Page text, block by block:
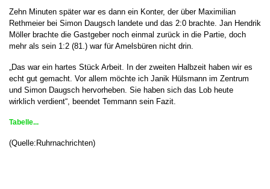
Zehn Minuten später war es dann ein Konter, der über Maximilian
Rethmeier bei Simon Daugsch landete und das 2:0 brachte. Jan Hendrik
Möller brachte die Gastgeber noch einmal zurück in die Partie, doch
mehr als sein 1:2 (81.) war für Amelsbüren nicht drin.
„Das war ein hartes Stück Arbeit. In der zweiten Halbzeit haben wir es
echt gut gemacht. Vor allem möchte ich Janik Hülsmann im Zentrum
und Simon Daugsch hervorheben. Sie haben sich das Lob heute
wirklich verdient“, beendet Temmann sein Fazit.
Tabelle...
(Quelle:Ruhrnachrichten)